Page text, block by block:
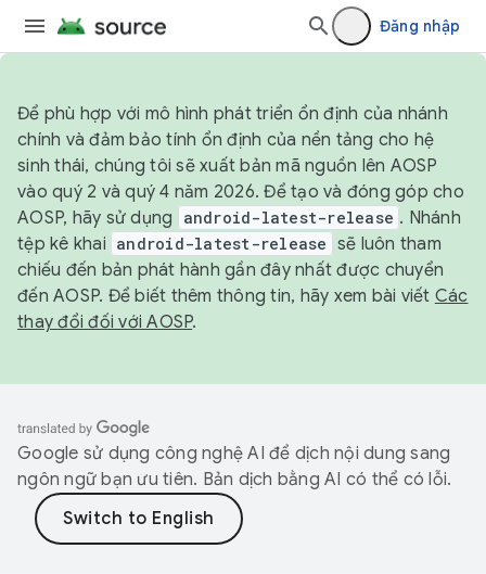
Đăng nhập
Để phù hợp với mô hình phát triển ổn định của nhánh
chính và đảm bảo tính ổn định của nền tảng cho hệ
sinh thái, chúng tôi sẽ xuất bản mã nguồn lên AOSP
vào quý 2 và quý 4 năm 2026. Để tạo và đóng góp cho
AOSP, hãy sử dụng
android-latest-release . Nhánh
tệp kê khai android-latest-release sẽ luôn tham
chiếu đến bản phát hành gần đây nhất được chuyển
đến AOSP. Để biết thêm thông tin, hãy xem bài viết Các
thay đổi đối với AOSP.
Google sử dụng công nghệ AI để dịch nội dung sang
ngôn ngữ bạn ưu tiên. Bản dịch bằng AI có thể có lỗi.